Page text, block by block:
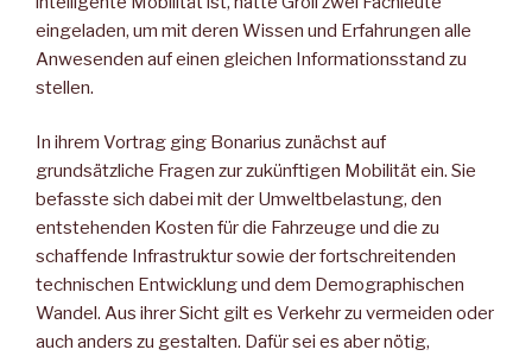
eingeladen, um mit deren Wissen und Erfahrungen alle
Anwesenden auf einen gleichen Informationsstand zu
stellen.
In ihrem Vortrag ging Bonarius zunächst auf
grundsätzliche Fragen zur zukünftigen Mobilität ein. Sie
befasste sich dabei mit der Umweltbelastung, den
entstehenden Kosten für die Fahrzeuge und die zu
schaffende Infrastruktur sowie der fortschreitenden
technischen Entwicklung und dem Demographischen
Wandel. Aus ihrer Sicht gilt es Verkehr zu vermeiden oder
auch anders zu gestalten. Dafür sei es aber nötig,